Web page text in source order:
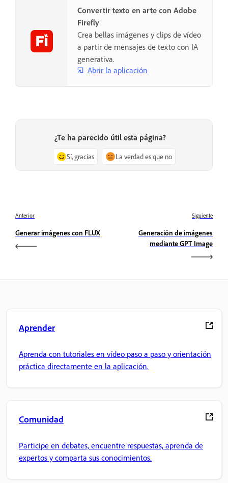
Convertir texto en arte con Adobe
Firefly
Crea bellas imágenes y clips de vídeo
a partir de mensajes de texto con IA
generativa.
Abrir la aplicación
¿Te ha parecido útil esta página?
Sí, gracias La verdad es que no
Anterior
Generar imágenes con FLUX
Siguiente
Generación de imágenes
mediante GPT Image
Aprender
Aprenda con tutoriales en vídeo paso a paso y orientación
práctica directamente en la aplicación.
Comunidad
Participe en debates, encuentre respuestas, aprenda de
expertos y comparta sus conocimientos.